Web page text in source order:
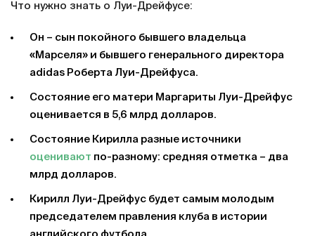
Что нужно знать о Луи-Дрейфусе:
Он – сын покойного бывшего владельца
«Марселя» и бывшего генерального директора
adidas Роберта Луи-Дрейфуса.
Состояние его матери Маргариты Луи-Дрейфус
оценивается в 5,6 млрд долларов.
Состояние Кирилла разные источники
оценивают по-разному: средняя отметка – два
млрд долларов.
Кирилл Луи-Дрейфус будет самым молодым
председателем правления клуба в истории